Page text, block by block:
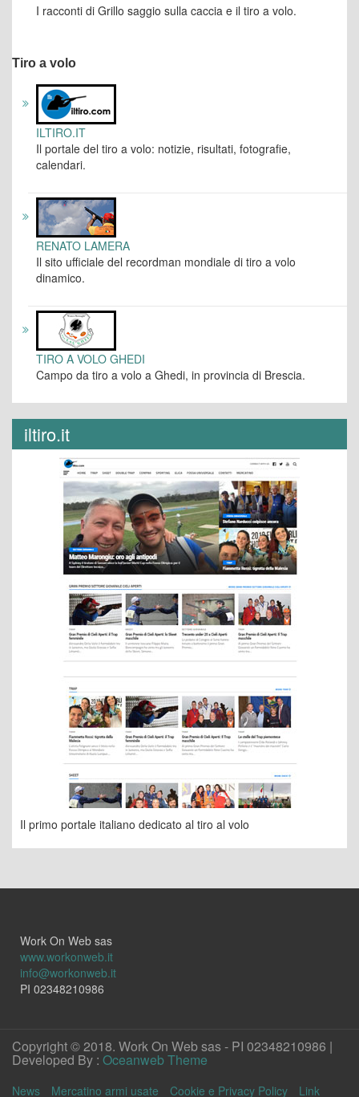
I racconti di Grillo saggio sulla caccia e il tiro a volo.
Tiro a volo
ILTIRO.IT
Il portale del tiro a volo: notizie, risultati, fotografie,
calendari.
RENATO LAMERA
Il sito ufficiale del recordman mondiale di tiro a volo
dinamico.
TIRO A VOLO GHEDI
Campo da tiro a volo a Ghedi, in provincia di Brescia.
iltiro.it
Il primo portale italiano dedicato al tiro al volo
Work On Web sas
www.workonweb.it
info@workonweb.it
PI 02348210986
Copyright © 2018. Work On Web sas - PI 02348210986 |
Developed By : Oceanweb Theme
News Mercatino armi usate Cookie e Privacy Policy Link